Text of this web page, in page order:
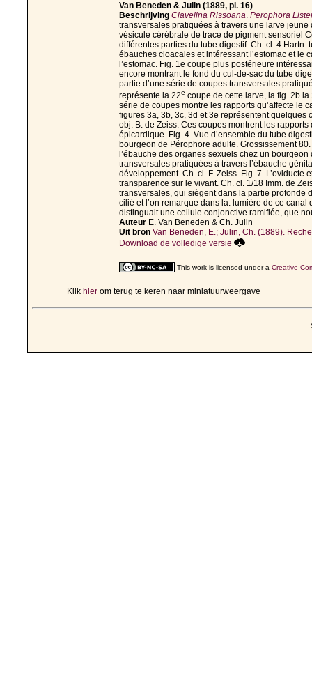
Van Beneden & Julin (1889, pl. 16)
Beschrijving Clavelina Rissoana. Perophora
transversales pratiquées à travers une larve
vésicule cérébrale de trace de pigment sensoriel
différentes parties du tube digestif. Ch. cl. 4
ébauches cloacales et intéressant l’estomac et le
l’estomac. Fig. 1e coupe plus postérieure
encore montrant le fond du cul-de-sac du tube
partie d’une série de coupes transversales
représente la 22e coupe de cette larve, la fig. 2b la
série de coupes montre les rapports qu’affecte le
figures 3a, 3b, 3c, 3d et 3e représentent
obj. B. de Zeiss. Ces coupes montrent les
épicardique. Fig. 4. Vue d’ensemble du tube
bourgeon de Pérophore adulte. Grossissement
l’ébauche des organes sexuels chez un
transversales pratiquées à travers l’ébauche
développement. Ch. cl. F. Zeiss. Fig. 7. L’oviducte
transparence sur le vivant. Ch. cl. 1/18 Imm. de
transversales, qui siègent dans la partie profonde
cilié et l’on remarque dans la. lumière de ce
distinguait une cellule conjonctive ramifiée, que
Auteur E. Van Beneden & Ch. Julin
Uit bron Van Beneden, E.; Julin, Ch. (1889).
Download de volledige versie
This work is licensed under a Creative
Klik hier om terug te keren naar miniatuurweergave